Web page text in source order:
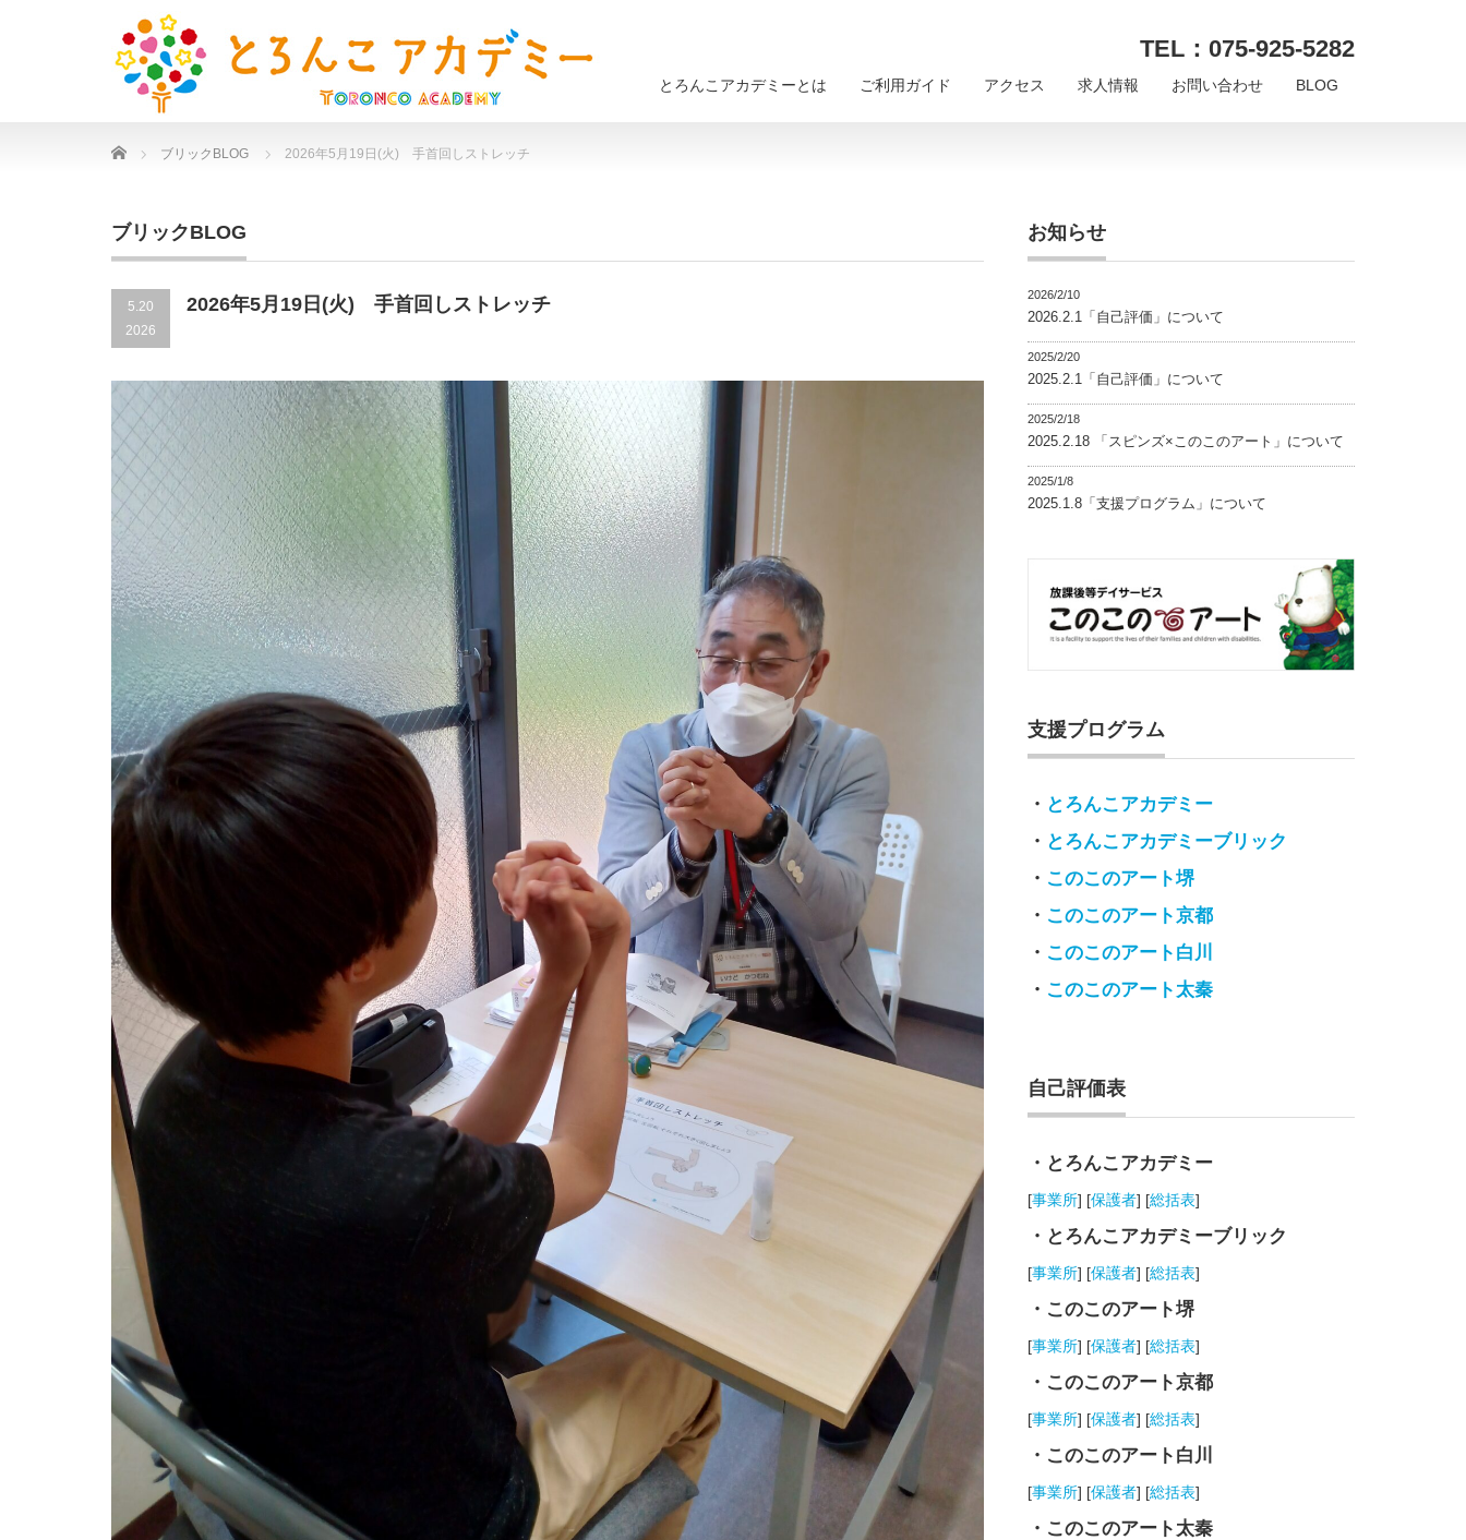
TEL：075-925-5282
とろんこアカデミーとは ご利用ガイド アクセス 求人情報 お問い合わせ BLOG
Home ブリックBLOG 2026年5月19日(火) 手首回しストレッチ
ブリックBLOG
5.20
2026
2026年5月19日(火) 手首回しストレッチ
お知らせ
2026/2/10
2026.2.1「自己評価」について
2025/2/20
2025.2.1「自己評価」について
2025/2/18
2025.2.18 「スピンズ×このこのアート」について
2025/1/8
2025.1.8「支援プログラム」について
支援プログラム
・ とろんこアカデミー
・ とろんこアカデミーブリック
・ このこのアート堺
・ このこのアート京都
・ このこのアート白川
・ このこのアート太秦
自己評価表
・とろんこアカデミー
[事業所] [保護者] [総括表]
・とろんこアカデミーブリック
[事業所] [保護者] [総括表]
・このこのアート堺
[事業所] [保護者] [総括表]
・このこのアート京都
[事業所] [保護者] [総括表]
・このこのアート白川
[事業所] [保護者] [総括表]
・このこのアート太秦